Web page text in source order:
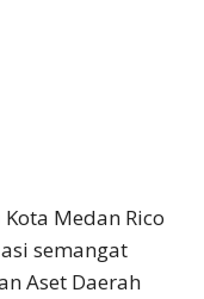
Kota Medan Rico
semangat
Aset Daerah